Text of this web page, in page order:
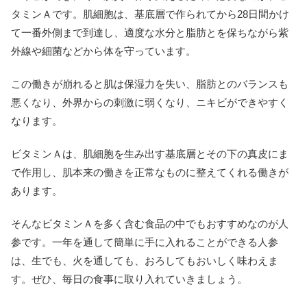
タミンＡです。肌細胞は、基底層で作られてから28日間かけ
て一番外側まで到達し、適度な水分と脂肪とを保ちながら紫
外線や細菌などから体を守っています。
この働きが崩れると肌は保湿力を失い、脂肪とのバランスも
悪くなり、外界からの刺激に弱くなり、ニキビができやすく
なります。
ビタミンＡは、肌細胞を生み出す基底層とその下の真皮にま
で作用し、肌本来の働きを正常なものに整えてくれる働きが
あります。
そんなビタミンＡを多く含む食品の中でもおすすめなのが人
参です。一年を通して簡単に手に入れることができる人参
は、生でも、火を通しても、おろしてもおいしく味わえま
す。ぜひ、毎日の食事に取り入れていきましょう。